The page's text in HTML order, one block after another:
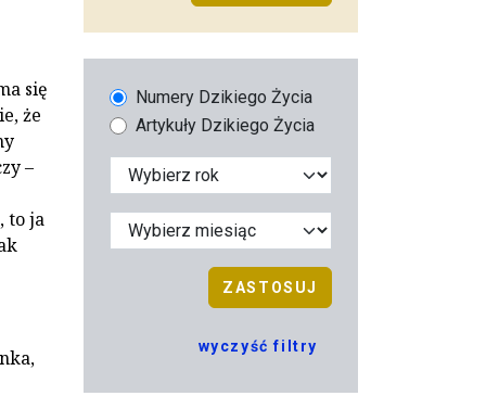
się
że
–
to ja
Numery Dzikiego Życia
Artykuły Dzikiego Życia
ZASTOSUJ
wyczyść filtry